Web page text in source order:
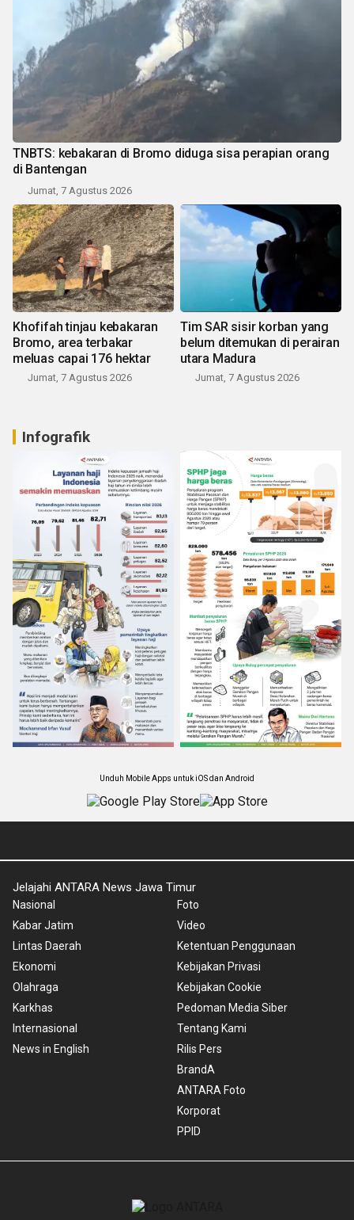
TNBTS: kebakaran di Bromo diduga sisa perapian orang
di Bantengan
Jumat, 7 Agustus 2026
Khofifah tinjau kebakaran
Bromo, area terbakar
meluas capai 176 hektar
Jumat, 7 Agustus 2026
Tim SAR sisir korban yang
belum ditemukan di perairan
utara Madura
Jumat, 7 Agustus 2026
Infografik
Unduh Mobile Apps untuk iOS dan Android
Jelajahi ANTARA News Jawa Timur
Nasional
Kabar Jatim
Lintas Daerah
Ekonomi
Olahraga
Karkhas
Internasional
News in English
Foto
Video
Ketentuan Penggunaan
Kebijakan Privasi
Kebijakan Cookie
Pedoman Media Siber
Tentang Kami
Rilis Pers
BrandA
ANTARA Foto
Korporat
PPID